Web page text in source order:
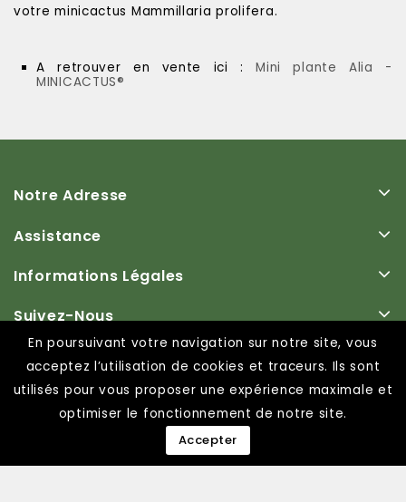
votre minicactus Mammillaria prolifera.
A retrouver en vente ici :Mini plante Alia -
MINICACTUS®
Notre Adresse
Assistance
Informations Légales
Suivez-Nous
© 2026 - SARL Fantas importateur grossiste
En poursuivant votre navigation sur notre site, vous
acceptez l’utilisation de cookies et traceurs. Ils sont
utilisés pour vous proposer une expérience maximale et
optimiser le fonctionnement de notre site.
Accepter